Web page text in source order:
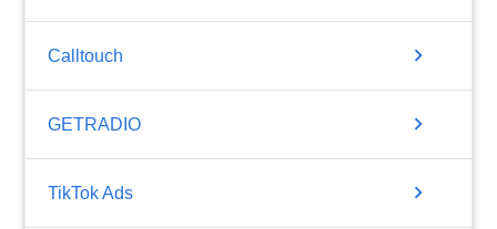
Calltouch chevron_right
GETRADIO chevron_right
TikTok Ads chevron_right